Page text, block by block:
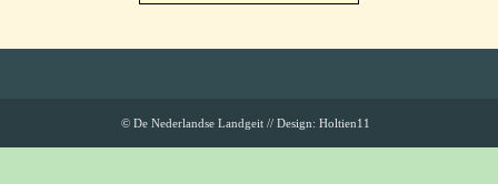
© De Nederlandse Landgeit // Design: Holtien11